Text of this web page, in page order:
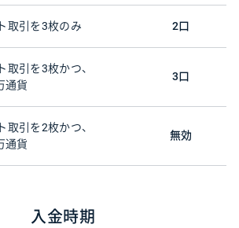
取引を3枚のみ 2口
取引を3枚かつ、
通貨
3口
取引を2枚かつ、
通貨
無効
入金時期